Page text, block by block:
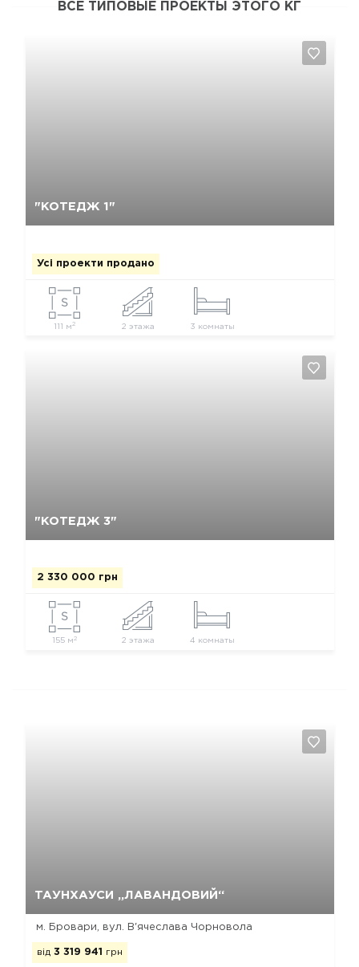
ВСЕ ТИПОВЫЕ ПРОЕКТЫ ЭТОГО КГ
"КОТЕДЖ 1"
Усі проекти продано
111 м 2 2 этажа 3 комнаты
"КОТЕДЖ 3"
2 330 000 грн
155 м 2 2 этажа 4 комнаты
ТАУНХАУСИ „ЛАВАНДОВИЙ“
м. Бровари, вул. В'ячеслава Чорновола
від 3 319 941 грн